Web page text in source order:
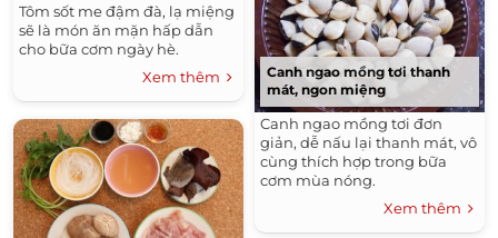
Tôm sốt me đậm đà, lạ miệng
sẽ là món ăn mặn hấp dẫn
cho bữa cơm ngày hè.
Xem thêm
Canh ngao mồng tơi thanh
mát, ngon miệng
Canh ngao mồng tơi đơn
giản, dễ nấu lại thanh mát, vô
cùng thích hợp trong bữa
cơm mùa nóng.
Xem thêm